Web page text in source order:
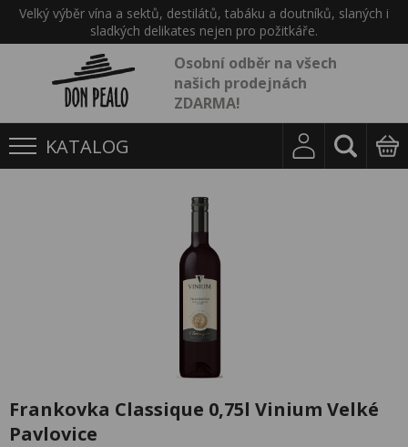
Velký výběr vína a sektů, destilátů, tabáku a doutníků, slaných i
sladkých delikates nejen pro požitkáře.
Osobní odběr na všech
našich prodejnách
ZDARMA!
KATALOG
Frankovka Classique 0,75l Vinium Velké
Pavlovice